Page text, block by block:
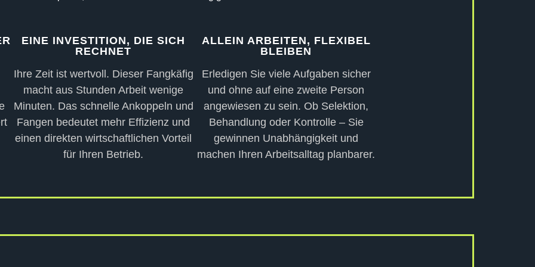
EINE INVESTITION, DIE SICH
RECHNET
Ihre Zeit ist wertvoll. Dieser Fangkäfig
macht aus Stunden Arbeit wenige
Minuten. Das schnelle Ankoppeln und
Fangen bedeutet mehr Effizienz und
einen direkten wirtschaftlichen Vorteil
für Ihren Betrieb.
ALLEIN ARBEITEN, FLEXIBEL
BLEIBEN
Erledigen Sie viele Aufgaben sicher
und ohne auf eine zweite Person
angewiesen zu sein. Ob Selektion,
Behandlung oder Kontrolle – Sie
gewinnen Unabhängigkeit und
machen Ihren Arbeitsalltag planbarer.